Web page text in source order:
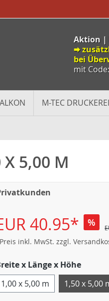
Aktion |
🠮
bei
mit Code:
M-TEC DRUCKEREI
X 5,00 M
40.95* %
inkl. MwSt. zzgl.
x Länge x Höhe
1,00 x 5,00 m
1,50 x 5,00